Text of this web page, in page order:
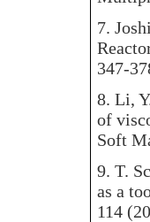
7.
347-
8. Li,
of
Soft
9. T.
as a
114